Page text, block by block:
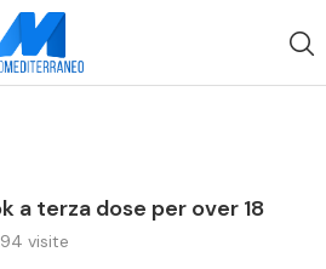
a terza dose per over 18
visite